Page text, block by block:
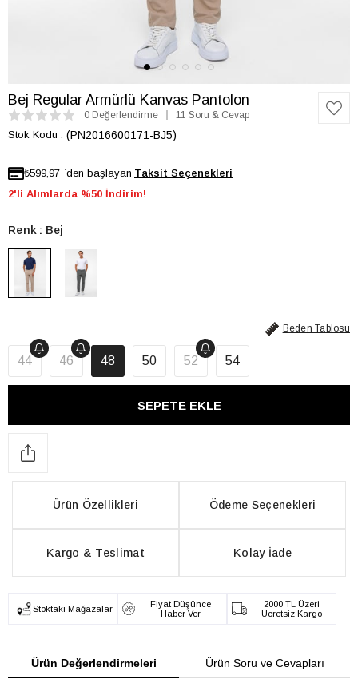
Bej Regular Armürlü Kanvas Pantolon
0 Değerlendirme 11 Soru & Cevap
Stok Kodu (PN2016600171-BJ5)
₺599,97 `den başlayan
2'li Alımlarda %50 İndirim!
Renk Bej
Beden Tablosu
44 46 48 50 52 54
Ürün Özellikleri Ödeme Seçenekleri
Kargo & Teslimat Kolay İade
Stoktaki Mağazalar
Fiyat Düşünce
Haber Ver
2000 TL Üzeri
Ücretsiz Kargo
Ürün Değerlendirmeleri Ürün Soru ve Cevapları